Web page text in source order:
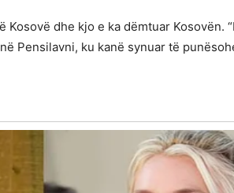
dhe kjo e ka dëmtuar Kosovën.
Pensilavni, ku kanë synuar të